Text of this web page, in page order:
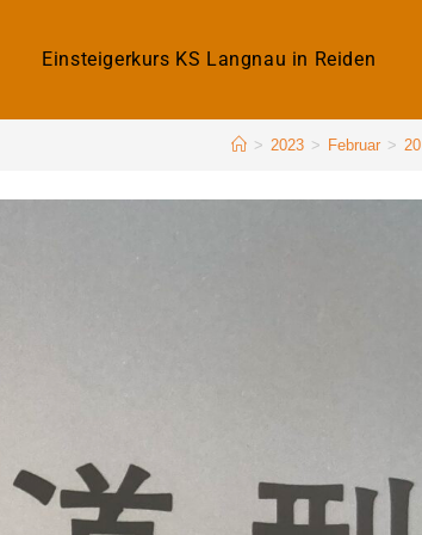
Einsteigerkurs KS Langnau in Reiden
> 2023 > Februar > 20